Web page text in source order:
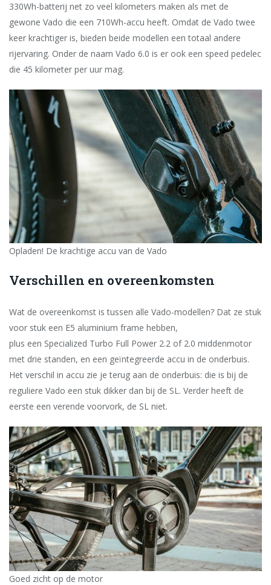
330Wh-batterij net zo veel kilometers maken als met de
gewone Vado die een 710Wh-accu heeft. Omdat de Vado twee
keer krachtiger is, bieden beide modellen een totaal andere
rijervaring. Onder de naam Vado 6.0 is er ook een speed pedelec
die 45 kilo­meter per uur mag.
Opladen! De krachtige accu van de Vado
Verschillen en overeenkomsten
Wat de overeenkomst is tussen alle Vado-modellen? Dat ze stuk
voor stuk een E5 aluminium frame hebben,
plus een Specialized Turbo Full Power 2.2 of 2.0 midden­motor
met drie standen, en een geïntegreerde accu in de onderbuis.
Het verschil in accu zie je terug aan de onderbuis: die is bij de
reguliere Vado een stuk dikker dan bij de SL. Verder heeft de
eerste een verende voorvork, de SL niet.
Goed zicht op de motor